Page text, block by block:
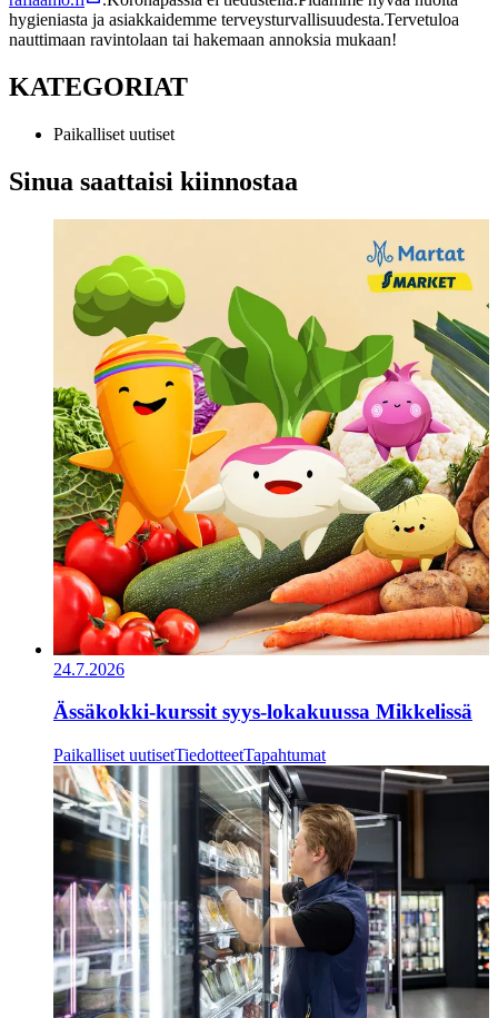
hygieniasta ja asiakkaidemme terveysturvallisuudesta.Tervetuloa
nauttimaan ravintolaan tai hakemaan annoksia mukaan!
KATEGORIAT
Paikalliset uutiset
Sinua saattaisi kiinnostaa
24.7.2026
Ässäkokki-kurssit syys-lokakuussa Mikkelissä
Paikalliset uutisetTiedotteetTapahtumat